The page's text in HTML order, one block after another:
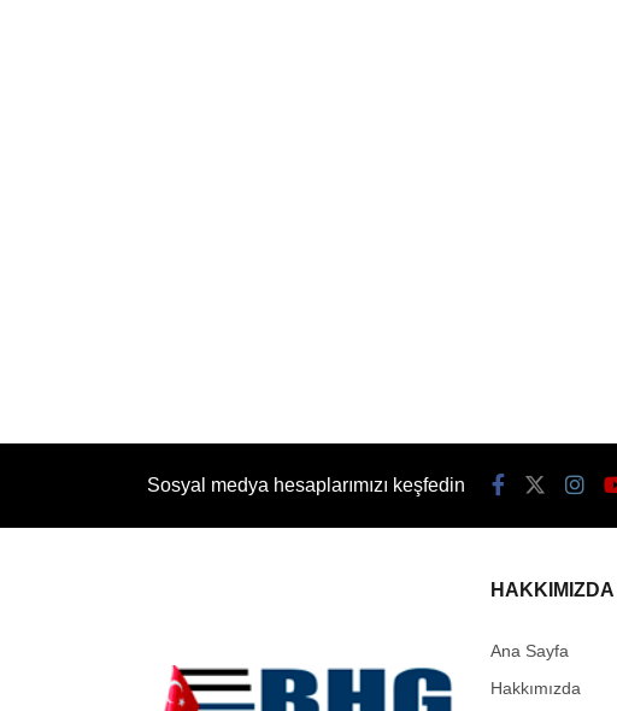
Sosyal medya hesaplarımızı keşfedin
HAKKIMIZDA
Ana Sayfa
Hakkımızda